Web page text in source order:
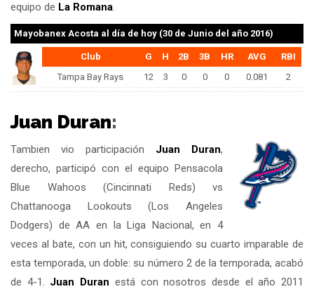
equipo de La Romana.
Mayobanex Acosta al día de hoy (30 de Junio del año 2016)
Club G H 2B 3B HR AVG
RBI
Tampa Bay Rays
12 3 0 0 0 0.081 2
Juan Duran:
Tambien vio participación Juan Duran,
derecho, participó con el equipo Pensacola
Blue Wahoos (Cincinnati Reds) vs
Chattanooga Lookouts (Los Angeles
Dodgers) de AA en la Liga Nacional, en 4
veces al bate, con un hit, consiguiendo su cuarto imparable de
esta temporada, un doble: su número 2 de la temporada, acabó
de 4-1. Juan Duran está con nosotros desde el año 2011